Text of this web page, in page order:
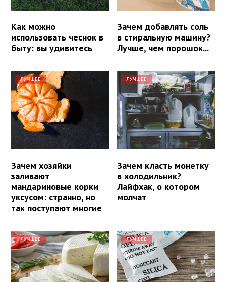
Как можно
использовать чеснок в
быту: вы удивитесь
Зачем добавлять соль
в стиральную машину?
Лучше, чем порошок...
ЛУЧШЕЕ
Зачем хозяйки
заливают
мандариновые корки
уксусом: странно, но
так поступают многие
ЛУЧШЕЕ
Зачем класть монетку
в холодильник?
Лайфхак, о котором
молчат
ЛУЧШЕЕ ЛУЧШЕЕ